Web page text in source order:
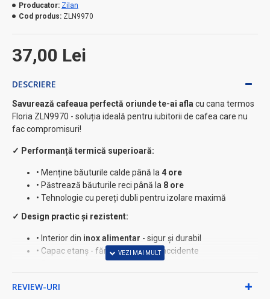
37,00 Lei
Producator: Zilan
Cod produs: ZLN9970
DESCRIERE
Savurează cafeaua perfectă oriunde te-ai aflacu cana termos
Floria ZLN9970 - soluția ideală pentru iubitorii de cafea care nu
fac compromisuri!
✓ Performanță termică superioară:
• Menține băuturile calde până la4 ore
• Păstrează băuturile reci până la 8 ore
• Tehnologie cu pereți dubli pentru izolare maximă
✓ Design practic și rezistent:
• Interior din inox alimentar - sigur și durabil
• Capac etanș - fără scurgeri sau accidente
• Bază antiderapantă pentru stabilitate maximă
REVIEW-URI